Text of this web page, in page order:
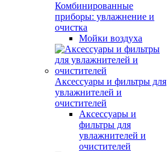
Комбинированные
приборы: увлажнение и
очистка
Мойки воздуха
Аксессуары и фильтры для
увлажнителей и
очистителей
Аксессуары и
фильтры для
увлажнителей и
очистителей